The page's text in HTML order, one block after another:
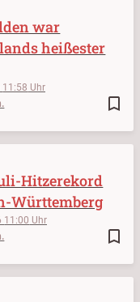
bookmark_border
11:58
war
heißester
bookmark_border
11:00
Hitzerekord
Württemberg